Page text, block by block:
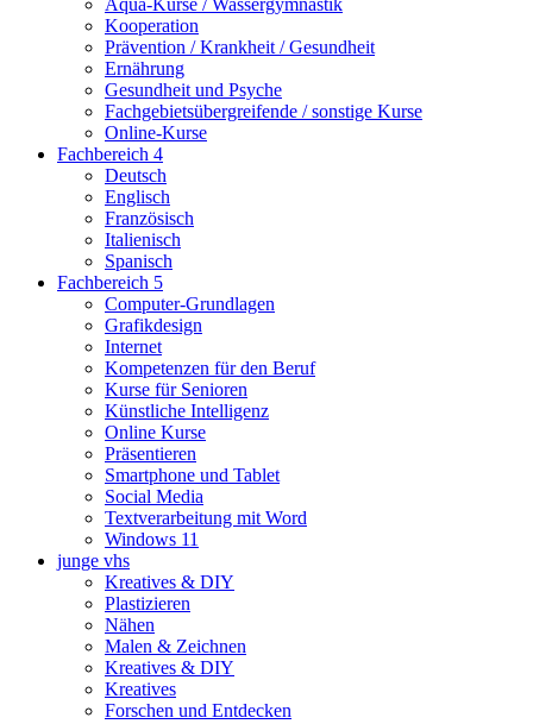
Aqua-Kurse / Wassergymnastik
Kooperation
Prävention / Krankheit / Gesundheit
Ernährung
Gesundheit und Psyche
Fachgebietsübergreifende / sonstige Kurse
Online-Kurse
Fachbereich 4
Deutsch
Englisch
Französisch
Italienisch
Spanisch
Fachbereich 5
Computer-Grundlagen
Grafikdesign
Internet
Kompetenzen für den Beruf
Kurse für Senioren
Künstliche Intelligenz
Online Kurse
Präsentieren
Smartphone und Tablet
Social Media
Textverarbeitung mit Word
Windows 11
junge vhs
Kreatives & DIY
Plastizieren
Nähen
Malen & Zeichnen
Kreatives & DIY
Kreatives
Forschen und Entdecken